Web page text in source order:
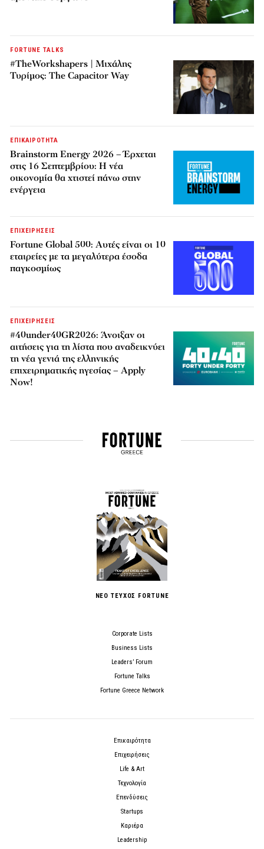
FORTUNE TALKS
#TheWorkshapers | Μιχάλης
Τυρίμος: The Capacitor Way
ΕΠΙΚΑΙΡΟΤΗΤΑ
Brainstorm Energy 2026 – Έρχεται
στις 16 Σεπτεμβρίου: Η νέα
οικονομία θα χτιστεί πάνω στην
ενέργεια
ΕΠΙΧΕΙΡΗΣΕΙΣ
Fortune Global 500: Αυτές είναι οι 10
εταιρείες με τα μεγαλύτερα έσοδα
παγκοσμίως
ΕΠΙΧΕΙΡΗΣΕΙΣ
#40under40GR2026: Άνοιξαν οι
αιτήσεις για τη λίστα που αναδεικνύει
τη νέα γενιά της ελληνικής
επιχειρηματικής ηγεσίας – Apply
Now!
ΝΕΟ ΤΕΥΧΟΣ FORTUNE
Corporate Lists
Business Lists
Leaders’ Forum
Fortune Talks
Fortune Greece Network
Επικαιρότητα
Επιχειρήσεις
Life & Art
Τεχνολογία
Επενδύσεις
Startups
Καριέρα
Leadership